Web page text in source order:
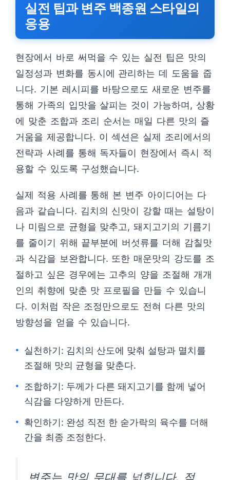
실전 팁과 변주 백종원 스타일의
응용
현장에서 바로 써먹을 수 있는 실전 팁은 맛의
일정성과 변화를 동시에 관리하는 데 도움을 줍
니다. 기본 레시피를 바탕으로도 새로운 변주를
통해 가족의 입맛을 살피는 것이 가능하며, 상황
에 맞춘 조합과 조리 순서는 매일 다른 맛의 즐
거움을 제공합니다. 이 섹션은 실제 조리에서의
전략과 사례를 통해 독자들이 현장에서 즉시 적
용할 수 있도록 구성했습니다.
실제 적용 사례를 통해 본 변주 아이디어는 다
음과 같습니다. 김치의 신맛이 강할 때는 설탕이
나 미림으로 균형을 맞추고, 돼지고기의 기름기
를 줄이기 위해 끝부분에 버섯류를 더해 감칠맛
과 식감을 보완합니다. 또한 매운맛의 강도를 조
절하고 싶은 경우에는 고추의 양을 조절해 개개
인의 취향에 맞춘 맛 프로필을 만들 수 있습니
다. 이처럼 작은 조정만으로도 전혀 다른 맛의
방향성을 얻을 수 있습니다.
실천하기: 김치의 산도에 맞춰 설탕과 멸치를
조절해 맛의 균형을 맞춘다.
조합하기: 두께가 다른 돼지고기를 함께 넣어
식감을 다양하게 만든다.
확인하기: 완성 직전 한 숟가락의 육수를 더해
간을 최종 조정한다.
변주는 맛의 무대를 넓힙니다. 적